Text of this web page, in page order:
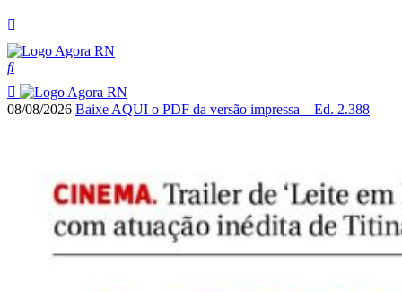
08/08/2026 Baixe AQUI o PDF da versão impressa – Ed. 2.388